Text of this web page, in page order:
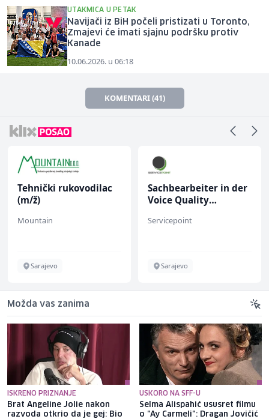
UTAKMICA U PETAK
Navijači iz BiH počeli pristizati u Toronto,
Zmajevi će imati sjajnu podršku protiv
Kanade
10.06.2026. u 06:18
KOMENTARI (41)
Tehnički rukovodilac
(m/ž)
Mountain
Sarajevo
Sachbearbeiter in der
Voice Quality
Servicepoint
Sarajevo
Možda vas zanima
ISKRENO PRIZNANJE
Brat Angeline Jolie nakon
razvoda otkrio da je gej: Bio
USKORO NA SFF-U
Selma Alispahić ususret filmu
o "Ay Carmeli": Dragan Jovičić